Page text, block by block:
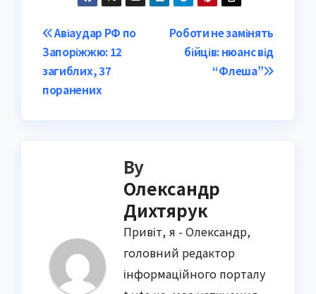
Post
navigation
Роботи не замінять
бійців: нюанс від
“Флеша”
Авіаудар РФ по
Запоріжжю: 12
загиблих, 37
поранених
By
Олександр
Дихтярук
Привіт, я - Олександр,
головний редактор
інформаційного порталу